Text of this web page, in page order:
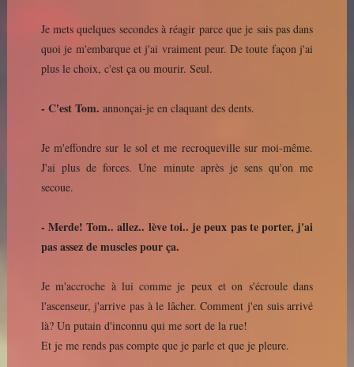
Je mets quelques secondes à réagir parce que je sais pas dans
quoi je m'embarque et j'ai vraiment peur. De toute façon j'ai
plus le choix, c'est ça ou mourir. Seul.
- C'est Tom. annonçai-je en claquant des dents.
Je m'effondre sur le sol et me recroqueville sur moi-même.
J'ai plus de forces. Une minute après je sens qu'on me
secoue.
- Merde! Tom.. allez.. lève toi.. je peux pas te porter, j'ai
pas assez de muscles pour ça.
Je m'accroche à lui comme je peux et on s'écroule dans
l'ascenseur, j'arrive pas à le lâcher. Comment j'en suis arrivé
là? Un putain d'inconnu qui me sort de la rue!
Et je me rends pas compte que je parle et que je pleure.